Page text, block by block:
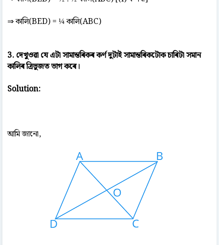
⇒ কালি(BED) = ¼ কালি(ABC)
3. দেখুওৱা যে এটা সামান্তৰিকৰ কৰ্ণ দুটাই সামান্তৰিকটোক চাৰিটা সমান
কালিৰ ত্ৰিভুজত ভাগ কৰে।
Solution:
আমি জানো,